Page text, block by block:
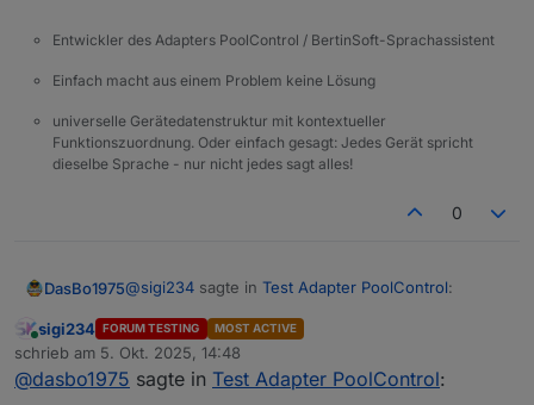
Entwickler des Adapters PoolControl / BertinSoft-Sprachassistent
Einfach macht aus einem Problem keine Lösung
universelle Gerätedatenstruktur mit kontextueller
Funktionszuordnung. Oder einfach gesagt: Jedes Gerät spricht
dieselbe Sprache - nur nicht jedes sagt alles!
0
DasBo1975@sigi234 sagte in Test Adapter PoolControl:
@dasbo1975sagte in
PoolControl:
Das macht der Resetbutton ebenfalls gleich mit in
Online
sigi234 FORUM TESTING MOST ACTIVE
schrieb am 5. Okt. 2025, 14:48
zuletzt editiert von
@dasbo1975 sagte in Test Adapter PoolControl: